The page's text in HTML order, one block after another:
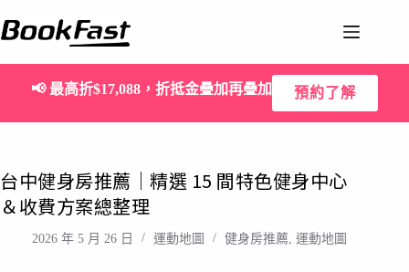
📢 最高折$17,088，折抵金疊加再疊加 預約了解
台中健身房推薦｜精選 15 間特色健身中心
＆收費方案總整理
2026 年 5 月 26 日 運動地圖 健身房推薦, 運動地圖